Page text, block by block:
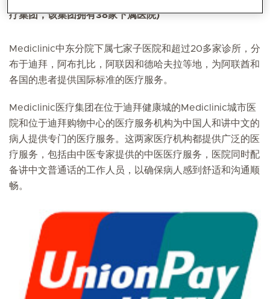
疗集团，该集团拥有38家下属医院)
Mediclinic中东分院下属七家子医院和超过20多家诊所，分
布于迪拜，阿布扎比，阿联因和德哈夫拉等地，为阿联酋和
各国的患者提供国际标准的医疗服务。
Mediclinic医疗集团在位于迪拜健康城的Mediclinic城市医
院和位于迪拜购物中心的医疗服务机构为中国人和讲中文的
病人提供专门的医疗服务。这两家医疗机构都提供广泛的医
疗服务，包括由中医专家提供的中医医疗服务，医院同时配
备讲中文普通话的工作人员，以确保病人感到舒适和沟通顺
畅。